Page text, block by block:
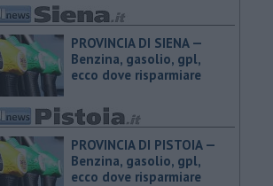
PROVINCIA DI SIENA — ​
Benzina, gasolio, gpl,
ecco dove risparmiare
PROVINCIA DI PISTOIA — ​
Benzina, gasolio, gpl,
ecco dove risparmiare